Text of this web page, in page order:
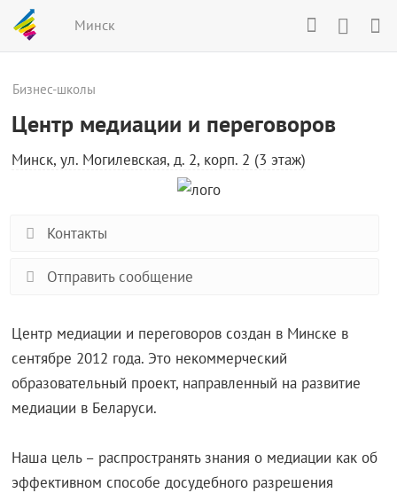
Минск
Бизнес-школы
Центр медиации и переговоров
Минск, ул. Могилевская, д. 2, корп. 2 (3 этаж)
Контакты
Отправить сообщение
Центр медиации и переговоров создан в Минске в
сентябре 2012 года. Это некоммерческий
образовательный проект, направленный на развитие
медиации в Беларуси.
Наша цель – распространять знания о медиации как об
эффективном способе досудебного разрешения